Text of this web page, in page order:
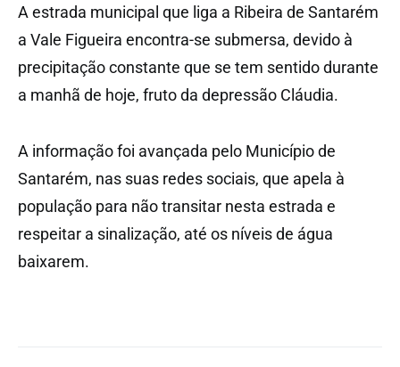
A estrada municipal que liga a Ribeira de Santarém
a Vale Figueira encontra-se submersa, devido à
precipitação constante que se tem sentido durante
a manhã de hoje, fruto da depressão Cláudia.
A informação foi avançada pelo Município de
Santarém, nas suas redes sociais, que apela à
população para não transitar nesta estrada e
respeitar a sinalização, até os níveis de água
baixarem.